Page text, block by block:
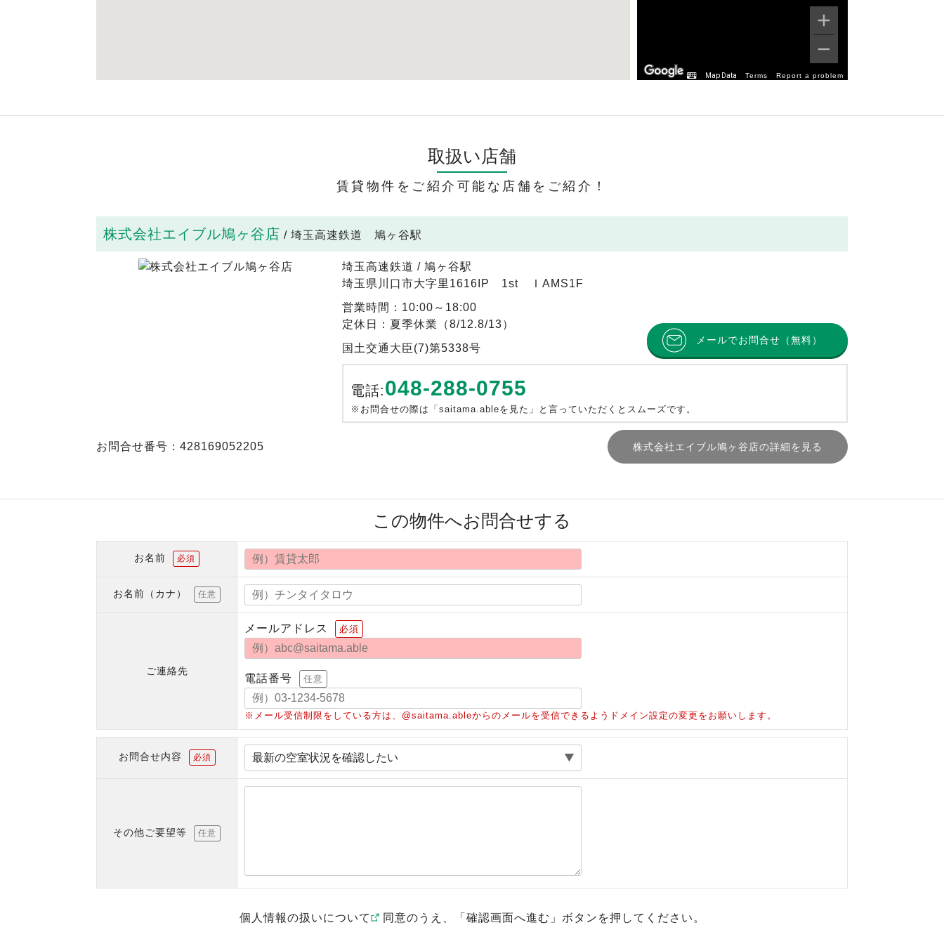
Map Data Terms Report a problem
取扱い店舗
賃貸物件をご紹介可能な店舗をご紹介！
株式会社エイブル鳩ヶ谷店 / 埼玉高速鉄道 鳩ヶ谷駅
埼玉高速鉄道 / 鳩ヶ谷駅
埼玉県川口市大字里1616IP 1st ＩAMS1F
営業時間：10:00～18:00
定休日：夏季休業（8/12.8/13）
国土交通大臣(7)第5338号
メールでお問合せ（無料）
電話:048-288-0755
※お問合せの際は「saitama.ableを見た」と言っていただくとスムーズです。
お問合せ番号：428169052205 株式会社エイブル鳩ヶ谷店の詳細を見る
この物件へお問合せする
お名前 必須
お名前（カナ） 任意
ご連絡先
メールアドレス 必須
電話番号 任意
※メール受信制限をしている方は、@saitama.ableからのメールを受信できるようドメイン設定の変更をお願いします。
お問合せ内容 必須
その他ご要望等 任意
個人情報の扱いについて 同意のうえ、「確認画面へ進む」ボタンを押してください。